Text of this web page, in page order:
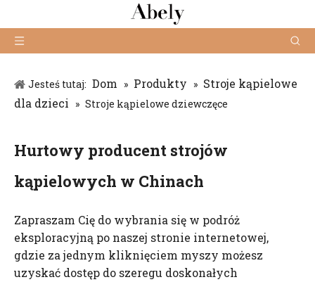
Jesteś tutaj: Dom » Produkty » Stroje kąpielowe
dla dzieci » Stroje kąpielowe dziewczęce
Hurtowy producent strojów
kąpielowych w Chinach
Zapraszam Cię do wybrania się w podróż
eksploracyjną po naszej stronie internetowej,
gdzie za jednym kliknięciem myszy możesz
uzyskać dostęp do szeregu doskonałych